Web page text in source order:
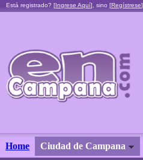
Está registrado? [Ingrese Aquí], sino [Regístrese]
Home Ciudad de Campana